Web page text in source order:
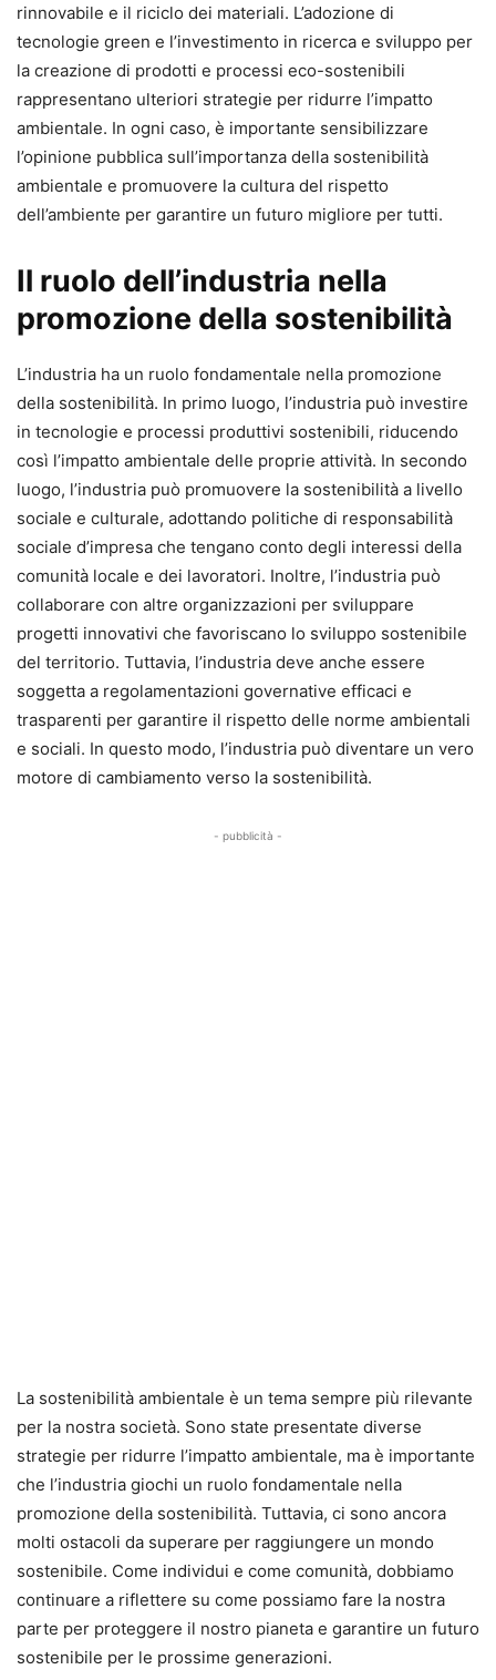
rinnovabile e il riciclo dei materiali. L’adozione di
tecnologie green e l’investimento in ricerca e sviluppo per
la creazione di prodotti e processi eco-sostenibili
rappresentano ulteriori strategie per ridurre l’impatto
ambientale. In ogni caso, è importante sensibilizzare
l’opinione pubblica sull’importanza della sostenibilità
ambientale e promuovere la cultura del rispetto
dell’ambiente per garantire un futuro migliore per tutti.
Il ruolo dell’industria nella
promozione della sostenibilità
L’industria ha un ruolo fondamentale nella promozione
della sostenibilità. In primo luogo, l’industria può investire
in tecnologie e processi produttivi sostenibili, riducendo
così l’impatto ambientale delle proprie attività. In secondo
luogo, l’industria può promuovere la sostenibilità a livello
sociale e culturale, adottando politiche di responsabilità
sociale d’impresa che tengano conto degli interessi della
comunità locale e dei lavoratori. Inoltre, l’industria può
collaborare con altre organizzazioni per sviluppare
progetti innovativi che favoriscano lo sviluppo sostenibile
del territorio. Tuttavia, l’industria deve anche essere
soggetta a regolamentazioni governative efficaci e
trasparenti per garantire il rispetto delle norme ambientali
e sociali. In questo modo, l’industria può diventare un vero
motore di cambiamento verso la sostenibilità.
- pubblicità -
La sostenibilità ambientale è un tema sempre più rilevante
per la nostra società. Sono state presentate diverse
strategie per ridurre l’impatto ambientale, ma è importante
che l’industria giochi un ruolo fondamentale nella
promozione della sostenibilità. Tuttavia, ci sono ancora
molti ostacoli da superare per raggiungere un mondo
sostenibile. Come individui e come comunità, dobbiamo
continuare a riflettere su come possiamo fare la nostra
parte per proteggere il nostro pianeta e garantire un futuro
sostenibile per le prossime generazioni.